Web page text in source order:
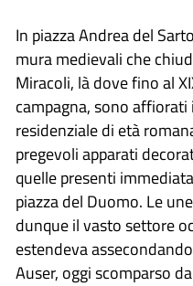
In piazza Andrea del
mura medievali che
Miracoli, là dove fino al
campagna, sono
residenziale di età
pregevoli apparati
quelle presenti
piazza del Duomo. Le
dunque il vasto settore
estendeva
Auser, oggi scomparso